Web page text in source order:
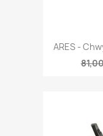

ARES -